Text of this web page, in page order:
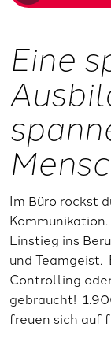
Eine
Im Büro rockst
Einstieg ins
und Teamgeist.
Controlling
gebraucht!
freuen sich auf